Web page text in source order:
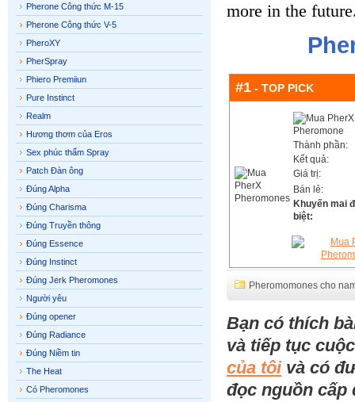
more in the
#1 - TOP PICK
Thành phần:
Kết quả:
Giá trị:
Bán lẻ:
Khuyến mai
biệt:
Pheromomones cho
Bạn có thích
và tiếp tục
của tôivà có
đọc nguồn cấp
Pherone Công thức M-15
Pherone Công thức V-5
PheroXY
PherSpray
Phiero Premiiun
Pure Instinct
Realm
Hương thơm của Eros
Sex phúc thẩm Spray
Patch Đàn ông
Đúng Alpha
Đúng Charisma
Đúng Truyền thông
Đúng Essence
Đúng Instinct
Đúng Jerk Pheromones
Người yêu
Đúng opener
Đúng Radiance
Đúng Niềm tin
The Heat
Có Pheromones